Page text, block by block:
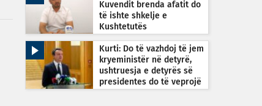
Kuvendit brenda afatit do
të ishte shkelje e
Kushtetutës
Kurti: Do të vazhdoj të jem
kryeministër në detyrë,
ushtruesja e detyrës së
presidentes do të veprojë